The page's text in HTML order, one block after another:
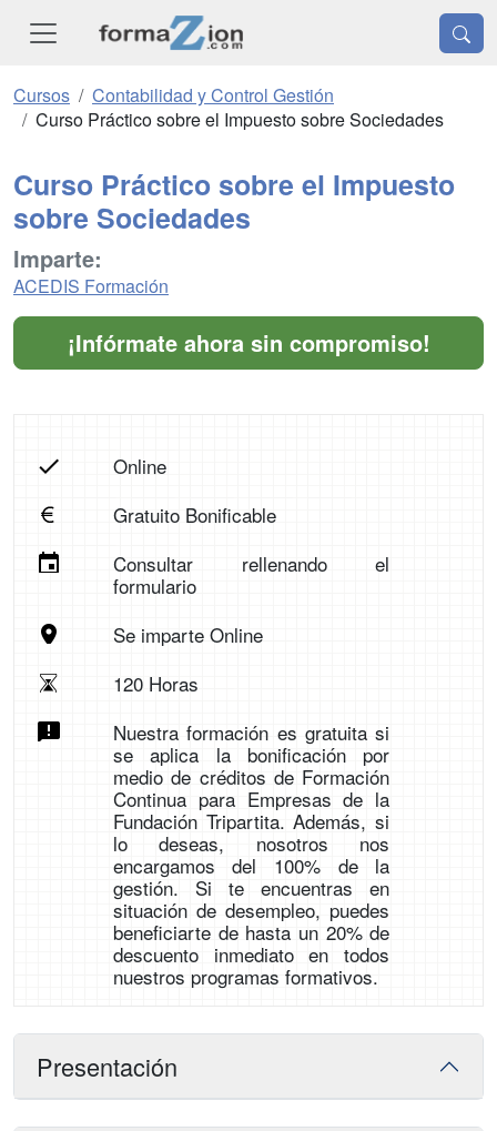
Cursos
Contabilidad y Control Gestión
Curso Práctico sobre el Impuesto sobre Sociedades
Curso Práctico sobre el Impuesto
sobre Sociedades
Imparte:
ACEDIS Formación
¡Infórmate ahora sin compromiso!
Online
Gratuito Bonificable
Consultar rellenando el
formulario
Se imparte Online
120 Horas
Nuestra formación es gratuita si
se aplica la bonificación por
medio de créditos de Formación
Continua para Empresas de la
Fundación Tripartita. Además, si
lo deseas, nosotros nos
encargamos del 100% de la
gestión. Si te encuentras en
situación de desempleo, puedes
beneficiarte de hasta un 20% de
descuento inmediato en todos
nuestros programas formativos.
Presentación